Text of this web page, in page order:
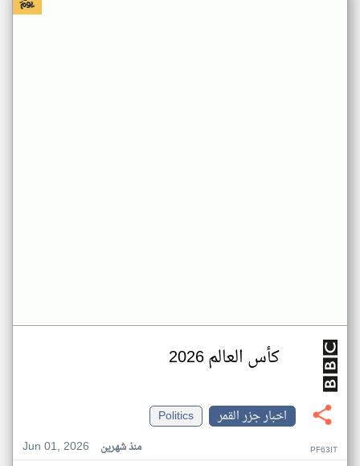
كأس العالم 2026
اخبار جزر القمر
Politics
Jun 01, 2026
منذ شهرين PF63IT